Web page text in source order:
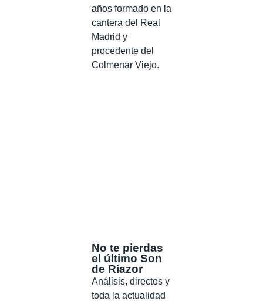
años formado en la
cantera del Real
Madrid y
procedente del
Colmenar Viejo.
No te pierdas
el último Son
de Riazor
Análisis, directos y
toda la actualidad